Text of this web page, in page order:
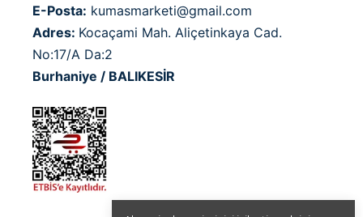
E-Posta: kumasmarketi@gmail.com
Adres: Kocaçami Mah. Aliçetinkaya Cad.
No:17/A Da:2
Burhaniye / BALIKESİR